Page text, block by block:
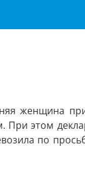
женщина
При этом
по